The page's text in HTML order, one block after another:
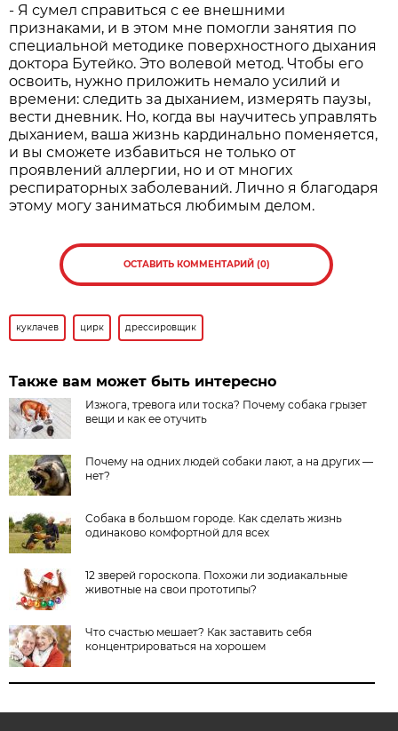
- Я сумел справиться с ее внешними
признаками, и в этом мне помогли занятия по
специальной методике поверхностного дыхания
доктора Бутейко. Это волевой метод. Чтобы его
освоить, нужно приложить немало усилий и
времени: следить за дыханием, измерять паузы,
вести дневник. Но, когда вы научитесь управлять
дыханием, ваша жизнь кардинально поменяется,
и вы сможете избавиться не только от
проявлений аллергии, но и от многих
респираторных заболеваний. Лично я благодаря
этому могу заниматься любимым делом.
ОСТАВИТЬ КОММЕНТАРИЙ (0)
куклачев цирк дрессировщик
Также вам может быть интересно
Изжога, тревога или тоска? Почему собака грызет
вещи и как ее отучить
Почему на одних людей собаки лают, а на других —
нет?
Cобака в большом городе. Как сделать жизнь
одинаково комфортной для всех
12 зверей гороскопа. Похожи ли зодиакальные
животные на свои прототипы?
Что счастью мешает? Как заставить себя
концентрироваться на хорошем